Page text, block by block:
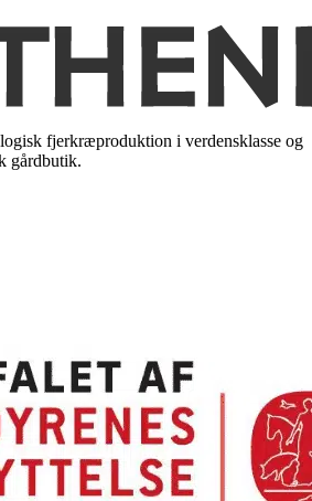
fjerkræproduktion i verdensklasse og
gårdbutik.